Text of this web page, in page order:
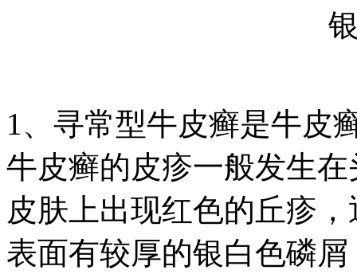
1、寻常型牛皮癣是牛皮
牛皮癣的皮疹一般发生
皮肤上出现红色的丘疹
表面有较厚的银白色磷